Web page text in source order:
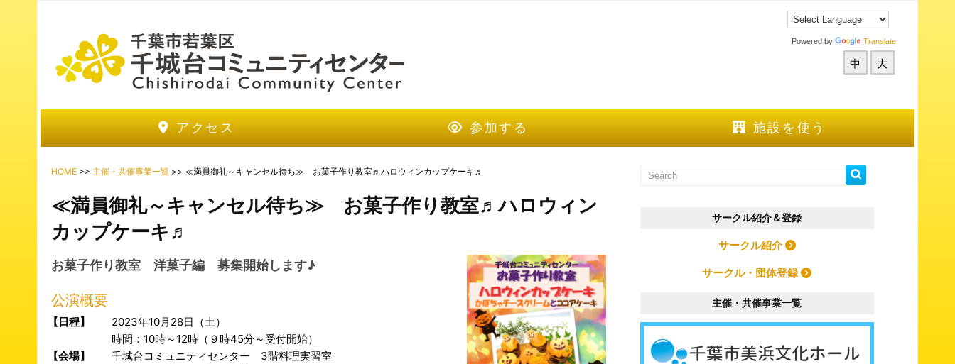
Powered by Translate
中 大
アクセス 参加する 施設を使う
HOME >> 主催・共催事業一覧 >> ≪満員御礼～キャンセル待ち≫ お菓子作り教室♬ハロウィンカップケーキ♬
≪満員御礼～キャンセル待ち≫ お菓子作り教室♬ハロウィン
カップケーキ♬
お菓子作り教室 洋菓子編 募集開始します♪
公演概要
【日程】
2023年10月28日（土）
時間：10時～12時（９時45分～受付開始）
【会場】
千城台コミュニティセンター 3階料理実習室
サークル紹介＆登録
サークル紹介
サークル・団体登録
主催・共催事業一覧